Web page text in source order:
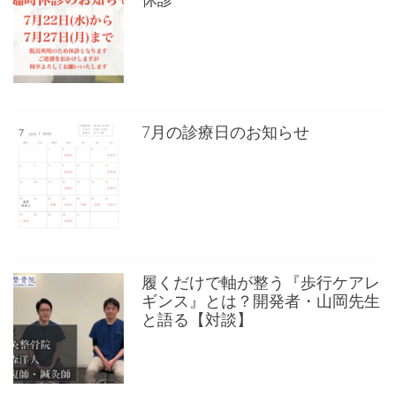
7月の診療日のお知らせ
履くだけで軸が整う『歩行ケアレ
ギンス』とは？開発者・山岡先生
と語る【対談】